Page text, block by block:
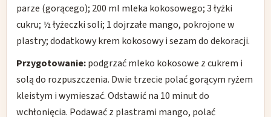
parze (gorącego); 200 ml mleka kokosowego; 3 łyżki
cukru; ½ łyżeczki soli; 1 dojrzałe mango, pokrojone w
plastry; dodatkowy krem kokosowy i sezam do dekoracji.
Przygotowanie:podgrzać mleko kokosowe z cukrem i
solą do rozpuszczenia. Dwie trzecie polać gorącym ryżem
kleistym i wymieszać. Odstawić na 10 minut do
wchłonięcia. Podawać z plastrami mango, polać